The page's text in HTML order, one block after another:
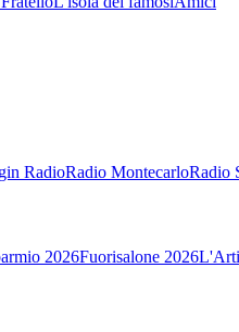
RadioRadio MontecarloRadio
2026Fuorisalone 2026